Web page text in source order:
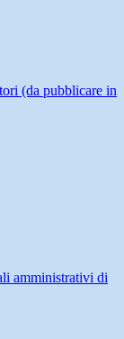
(da pubblicare in
amministrativi di